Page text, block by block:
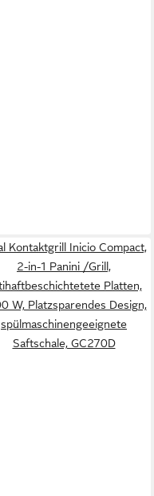
Kontaktgrill Inicio Compact,
2-in-1 Panini /Grill,
Platten,
W, Platzsparendes Design,
spülmaschinengeeignete
Saftschale, GC270D